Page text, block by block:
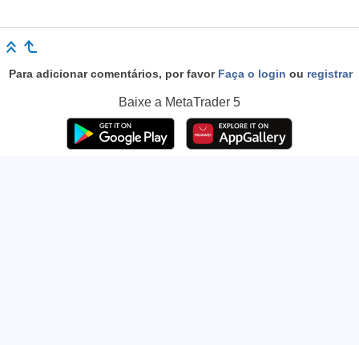
Para adicionar comentários, por favor Faça o login ou registrar
Baixe a MetaTrader 5